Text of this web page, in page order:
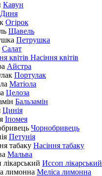
Кавун
Диня
Огірок
Щавель
Петрушка
Салат
Насіння квітів
Айстра
Портулак
Матіола
Целоза
Бальзамін
Цинія
Іпомея
Чорнобривець
Петунія
Насіння табаку
Мальва
Иссоп лікарський
Меліса лимонна